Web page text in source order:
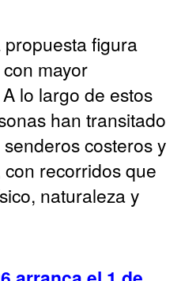
figura
mayor
lo largo de estos
han transitado
costeros y
recorridos que
naturaleza y